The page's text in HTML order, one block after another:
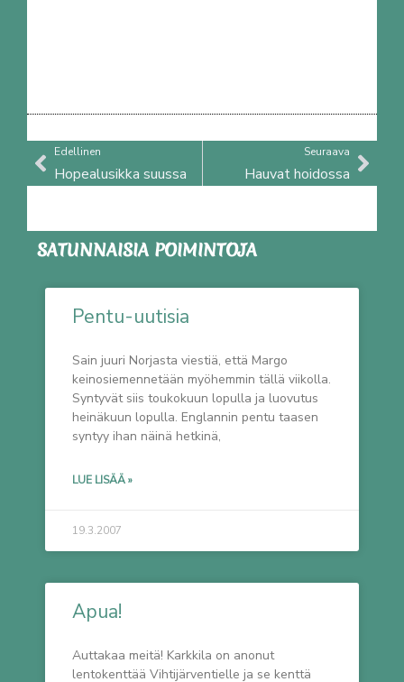
Prev
Edellinen
Hopealusikka suussa
Seuraava
Hauvat hoidossa
SATUNNAISIA POIMINTOJA
Pentu-uutisia
Sain juuri Norjasta viestiä, että Margo
keinosiemennetään myöhemmin tällä viikolla.
Syntyvät siis toukokuun lopulla ja luovutus
heinäkuun lopulla. Englannin pentu taasen
syntyy ihan näinä hetkinä,
LUE LISÄÄ »
19.3.2007
Apua!
Auttakaa meitä! Karkkila on anonut
lentokenttää Vihtijärventielle ja se kenttä